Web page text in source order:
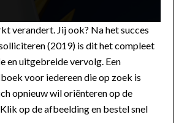
verandert. Jij ook? Na het succes
(2019) is dit het compleet
en uitgebreide vervolg. Een
voor iedereen die op zoek is
opnieuw wil oriënteren op de
op de afbeelding en bestel snel